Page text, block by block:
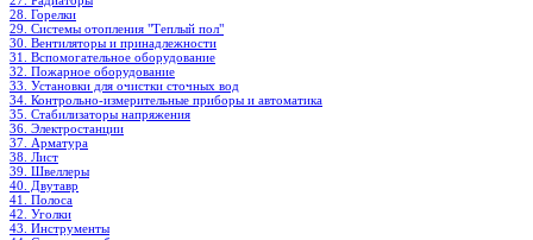
28. Горелки
29. Системы отопления "Теплый пол"
30. Вентиляторы и принадлежности
31. Вспомогательное оборудование
32. Пожарное оборудование
33. Установки для очистки сточных вод
34. Контрольно-измерительные приборы и автоматика
35. Стабилизаторы напряжения
36. Электростанции
37. Арматура
38. Лист
39. Швеллеры
40. Двутавр
41. Полоса
42. Уголки
43. Инструменты